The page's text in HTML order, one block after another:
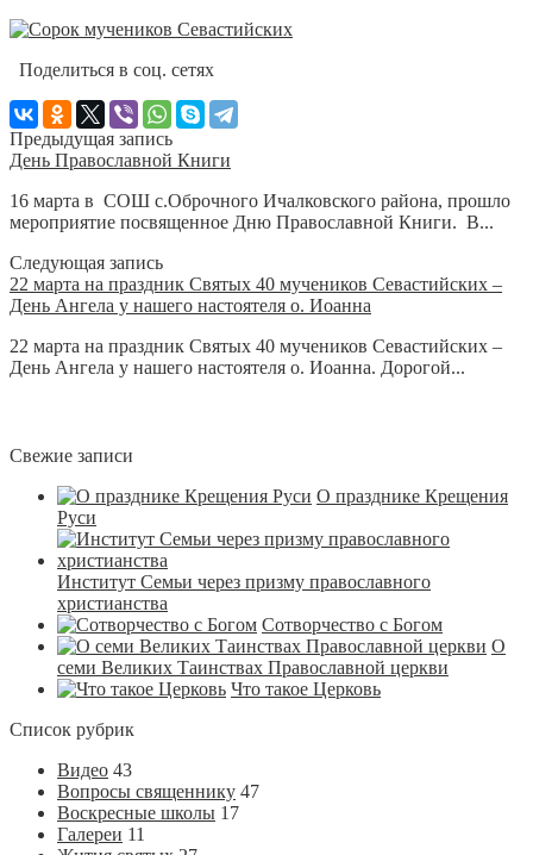
Поделиться в соц. сетях
Предыдущая запись
День Православной Книги
16 марта в СОШ с.Оброчного Ичалковского района, прошло
мероприятие посвященное Дню Православной Книги. В...
Следующая запись
22 марта на праздник Святых 40 мучеников Севастийских –
День Ангела у нашего настоятеля о. Иоанна
22 марта на праздник Святых 40 мучеников Севастийских –
День Ангела у нашего настоятеля о. Иоанна. Дорогой...
Свежие записи
О празднике Крещения
Руси
Институт Семьи через призму православного
христианства
Сотворчество с Богом
О
семи Великих Таинствах Православной церкви
Что такое Церковь
Список рубрик
Видео 43
Вопросы священнику 47
Воскресные школы 17
Галереи 11